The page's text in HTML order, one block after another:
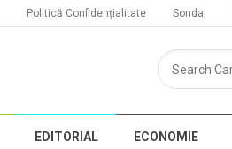
Politică Confidențialitate Sondaj
EDITORIAL ECONOMIE